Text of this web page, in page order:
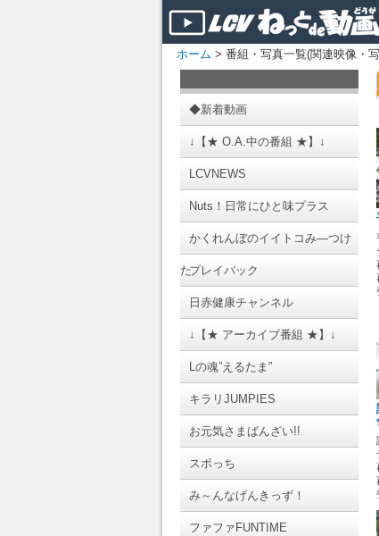
ホーム > 番組・写真一覧(関連映像・
◆新着動画
↓【★ O.A.中の番組 ★】↓
LCVNEWS
Nuts！日常にひと味プラス
かくれんぼのイイトコみ―つけ
たプレイバック
日赤健康チャンネル
↓【★ アーカイブ番組 ★】↓
Lの魂”えるたま”
キラリJUMPIES
お元気さまばんざい!!
スポっち
み～んなげんきっず！
ファファFUNTIME